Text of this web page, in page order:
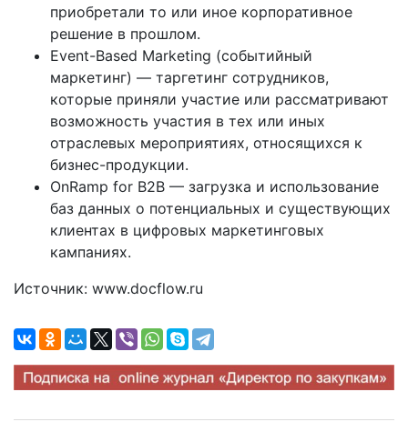
приобретали то или иное корпоративное
решение в прошлом.
Event-Based Marketing (событийный
маркетинг) — таргетинг сотрудников,
которые приняли участие или рассматривают
возможность участия в тех или иных
отраслевых мероприятиях, относящихся к
бизнес-продукции.
OnRamp for B2B — загрузка и использование
баз данных о потенциальных и существующих
клиентах в цифровых маркетинговых
кампаниях.
Источник: www.docflow.ru